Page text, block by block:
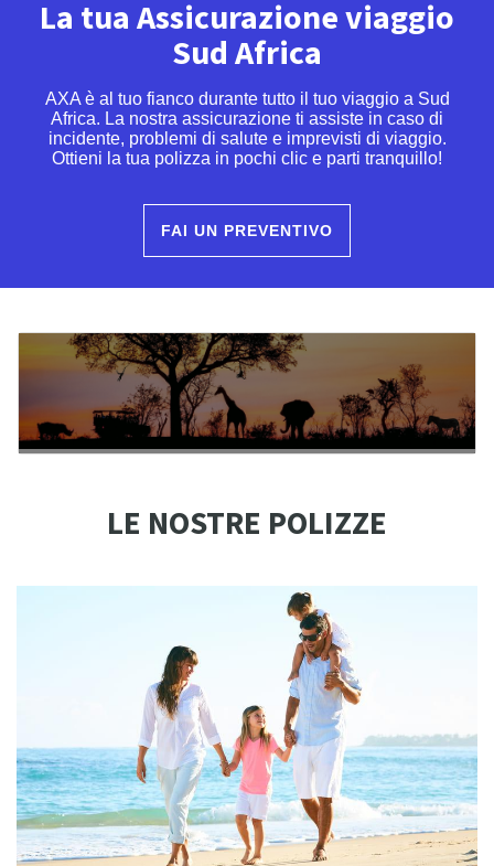
La tua Assicurazione viaggio
Sud Africa
AXA è al tuo fianco durante tutto il tuo viaggio a Sud
Africa. La nostra assicurazione ti assiste in caso di
incidente, problemi di salute e imprevisti di viaggio.
Ottieni la tua polizza in pochi clic e parti tranquillo!
FAI UN PREVENTIVO
LE NOSTRE POLIZZE